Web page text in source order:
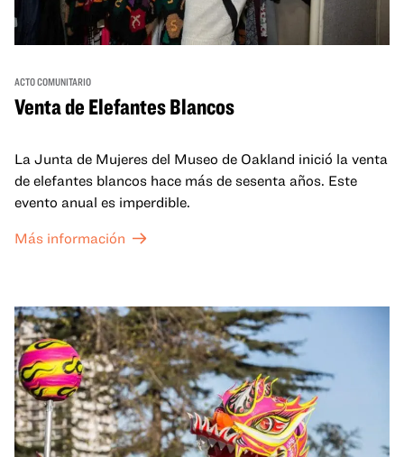
ACTO COMUNITARIO
Venta de Elefantes Blancos
La Junta de Mujeres del Museo de Oakland inició la venta
de elefantes blancos hace más de sesenta años. Este
evento anual es imperdible.
Más información